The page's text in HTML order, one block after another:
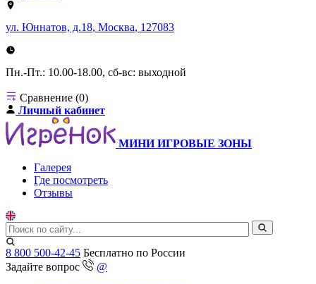
ул. Юннатов, д.18, Москва, 127083
Пн.-Пт.: 10.00-18.00, сб-вс: выходной
Сравнение (0)
Личный кабинет
МИНИ ИГРОВЫЕ ЗОНЫ
Галерея
Где посмотреть
Отзывы
8 800 500-42-45 Бесплатно по России
Задайте вопрос
@